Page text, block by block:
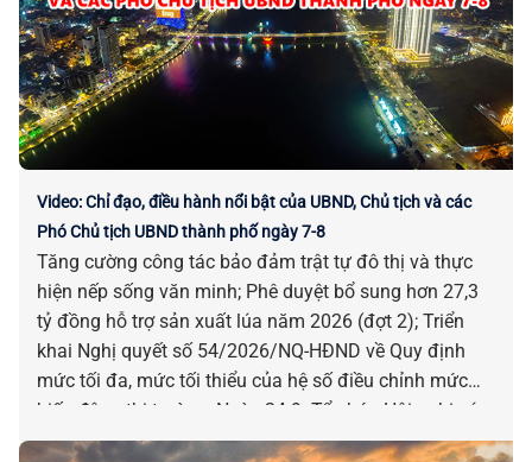
VNeID thông qua liên thông dữ liệu khám sức khỏe và
khám bệnh, chữa bệnh... là những chỉ đạo, điều hành
nổi bật của UBND, Chủ tịch và các Phó Chủ tịch UBND
thành phố tháng 7-2026.
Video: Chỉ đạo, điều hành nổi bật của UBND, Chủ tịch và các
Phó Chủ tịch UBND thành phố ngày 7-8
Tăng cường công tác bảo đảm trật tự đô thị và thực
hiện nếp sống văn minh; Phê duyệt bổ sung hơn 27,3
tỷ đồng hỗ trợ sản xuất lúa năm 2026 (đợt 2); Triển
khai Nghị quyết số 54/2026/NQ-HĐND về Quy định
mức tối đa, mức tối thiểu của hệ số điều chỉnh mức
biến động thị trường; Ngày 24-9: Tổ chức Hội nghị xúc
tiến phát triển các ngành công nghiệp văn hóa…là